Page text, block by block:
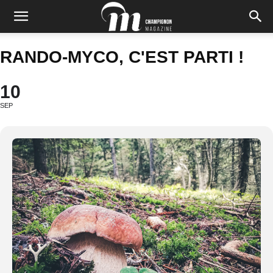
RANDO-MYCO, C'EST PARTI !
10
SEP